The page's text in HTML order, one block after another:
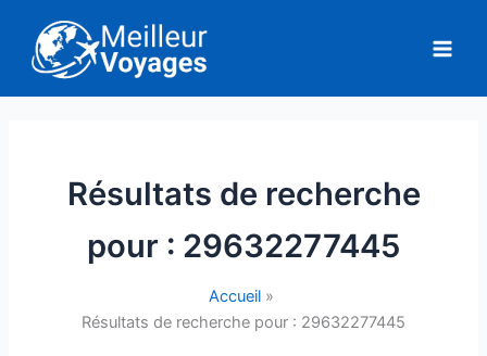
contenu
Résultats de recherche
pour : 29632277445
Accueil
Résultats de recherche pour : 29632277445